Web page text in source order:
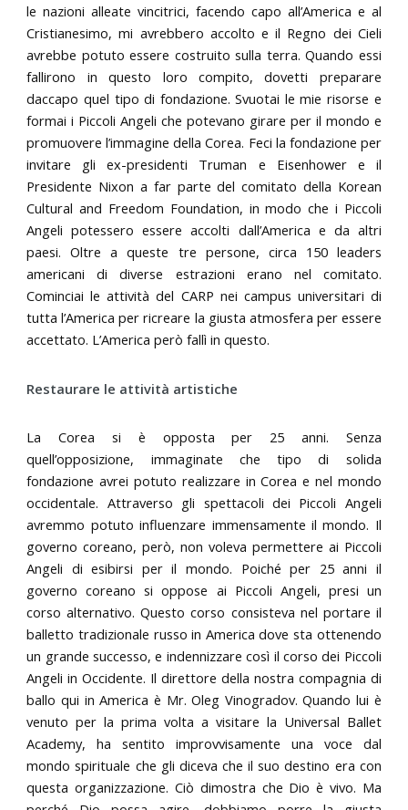
le nazioni alleate vincitrici, facendo capo all’America e al
Cristianesimo, mi avrebbero accolto e il Regno dei Cieli
avrebbe potuto essere costruito sulla terra. Quando essi
fallirono in questo loro compito, dovetti preparare
daccapo quel tipo di fondazione. Svuotai le mie risorse e
formai i Piccoli Angeli che potevano girare per il mondo e
promuovere l’immagine della Corea. Feci la fondazione per
invitare gli ex-presidenti Truman e Eisenhower e il
Presidente Nixon a far parte del comitato della Korean
Cultural and Freedom Foundation, in modo che i Piccoli
Angeli potessero essere accolti dall’America e da altri
paesi. Oltre a queste tre persone, circa 150 leaders
americani di diverse estrazioni erano nel comitato.
Cominciai le attività del CARP nei campus universitari di
tutta l’America per ricreare la giusta atmosfera per essere
accettato. L’America però fallì in questo.
Restaurare le attività artistiche
La Corea si è opposta per 25 anni. Senza
quell’opposizione, immaginate che tipo di solida
fondazione avrei potuto realizzare in Corea e nel mondo
occidentale. Attraverso gli spettacoli dei Piccoli Angeli
avremmo potuto influenzare immensamente il mondo. Il
governo coreano, però, non voleva permettere ai Piccoli
Angeli di esibirsi per il mondo. Poiché per 25 anni il
governo coreano si oppose ai Piccoli Angeli, presi un
corso alternativo. Questo corso consisteva nel portare il
balletto tradizionale russo in America dove sta ottenendo
un grande successo, e indennizzare così il corso dei Piccoli
Angeli in Occidente. Il direttore della nostra compagnia di
ballo qui in America è Mr. Oleg Vinogradov. Quando lui è
venuto per la prima volta a visitare la Universal Ballet
Academy, ha sentito improvvisamente una voce dal
mondo spirituale che gli diceva che il suo destino era con
questa organizzazione. Ciò dimostra che Dio è vivo. Ma